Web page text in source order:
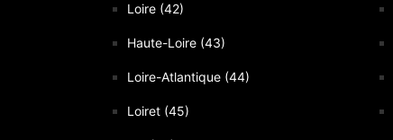
Loire (42)
Haute-Loire (43)
Loire-Atlantique (44)
Loiret (45)